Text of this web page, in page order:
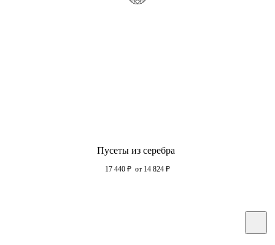
Пусеты из серебра
17 440 ₽ от 14 824 ₽